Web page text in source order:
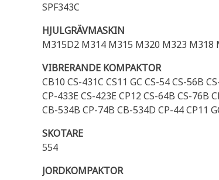
SPF343C
HJULGRÄVMASKIN
M315D2 M314 M315 M320 M323 M318
VIBRERANDE KOMPAKTOR
CB10 CS-431C CS11 GC CS-54 CS-56B
CP-433E CS-423E CP12 CS-64B CS-76B
CB-534B CP-74B CB-534D CP-44 CP11
SKOTARE
554
JORDKOMPAKTOR